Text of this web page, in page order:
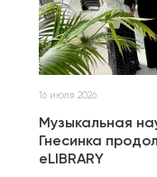
16 июля 2026
Музыкальная
Гнесинка
eLIBRARY